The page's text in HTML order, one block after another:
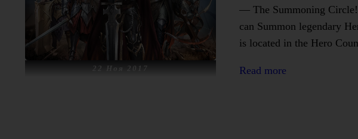
22 Ноя 2017
— The Summoning Circle!
can Summon legendary
is located in the Hero
Read more